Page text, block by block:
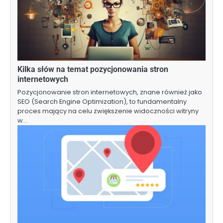
Kilka słów na temat pozycjonowania stron
internetowych
Pozycjonowanie stron internetowych, znane również jako
SEO (Search Engine Optimization), to fundamentalny
proces mający na celu zwiększenie widoczności witryny
w…